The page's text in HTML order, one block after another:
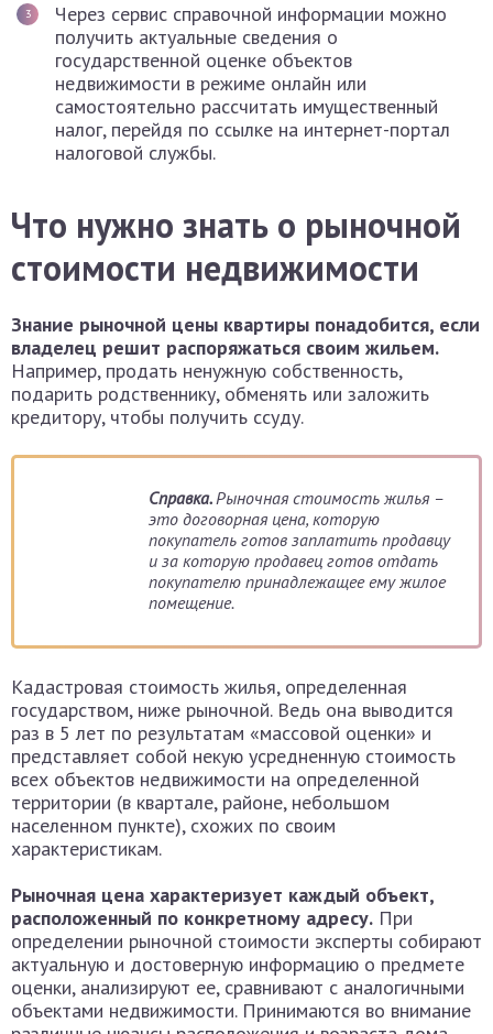
Через сервис справочной информации можно
получить актуальные сведения о
государственной оценке объектов
недвижимости в режиме онлайн или
самостоятельно рассчитать имущественный
налог, перейдя по ссылке на интернет-портал
налоговой службы.
Что нужно знать о рыночной
стоимости недвижимости
Знание рыночной цены квартиры понадобится, если
владелец решит распоряжаться своим жильем.
Например, продать ненужную собственность,
подарить родственнику, обменять или заложить
кредитору, чтобы получить ссуду.
Справка.Рыночная стоимость жилья –
это договорная цена, которую
покупатель готов заплатить продавцу
и за которую продавец готов отдать
покупателю принадлежащее ему жилое
помещение.
Кадастровая стоимость жилья, определенная
государством, ниже рыночной. Ведь она выводится
раз в 5 лет по результатам «массовой оценки» и
представляет собой некую усредненную стоимость
всех объектов недвижимости на определенной
территории (в квартале, районе, небольшом
населенном пункте), схожих по своим
характеристикам.
Рыночная цена характеризует каждый объект,
расположенный по конкретному адресу. При
определении рыночной стоимости эксперты собирают
актуальную и достоверную информацию о предмете
оценки, анализируют ее, сравнивают с аналогичными
объектами недвижимости. Принимаются во внимание